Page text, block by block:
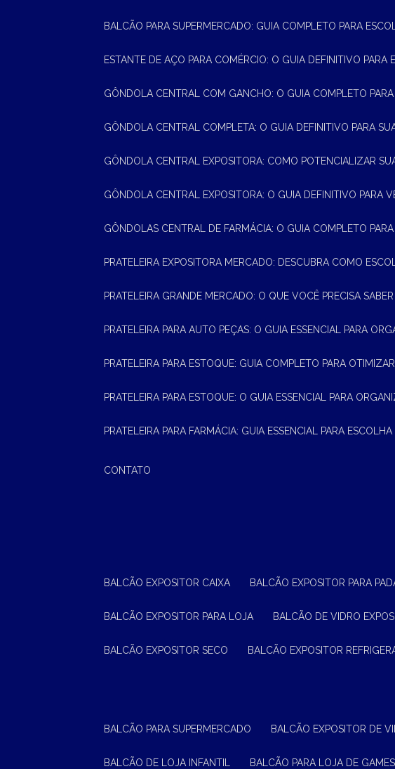
BALCÃO PARA SUPERMERCADO: GUIA COMPLETO PARA
ESTANTE DE AÇO PARA COMÉRCIO: O GUIA DEFINITIVO PARA
GÔNDOLA CENTRAL COM GANCHO: O GUIA COMPLETO
GÔNDOLA CENTRAL COMPLETA: O GUIA DEFINITIVO PARA
GÔNDOLA CENTRAL EXPOSITORA: COMO POTENCIALIZAR
GÔNDOLA CENTRAL EXPOSITORA: O GUIA DEFINITIVO PARA
GÔNDOLAS CENTRAL DE FARMÁCIA: O GUIA COMPLETO
PRATELEIRA EXPOSITORA MERCADO: DESCUBRA COMO
PRATELEIRA GRANDE MERCADO: O QUE VOCÊ PRECISA
PRATELEIRA PARA AUTO PEÇAS: O GUIA ESSENCIAL PARA
PRATELEIRA PARA ESTOQUE: GUIA COMPLETO PARA
PRATELEIRA PARA ESTOQUE: O GUIA ESSENCIAL PARA
PRATELEIRA PARA FARMÁCIA: GUIA ESSENCIAL PARA
CONTATO
BALCÃO EXPOSITOR CAIXA BALCÃO EXPOSITOR PARA
BALCÃO EXPOSITOR PARA LOJA BALCÃO DE VIDRO
BALCÃO EXPOSITOR SECO BALCÃO EXPOSITOR
BALCÃO PARA SUPERMERCADO BALCÃO EXPOSITOR DE
BALCÃO DE LOJA INFANTIL BALCÃO PARA LOJA DE GAMES